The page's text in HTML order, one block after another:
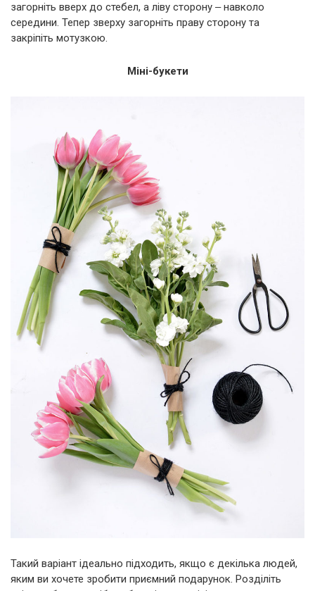
загорніть вверх до стебел, а ліву сторону ‒ навколо
середини. Тепер зверху загорніть праву сторону та
закріпіть мотузкою.
Міні-букети
Такий варіант ідеально підходить, якщо є декілька людей,
яким ви хочете зробити приємний подарунок. Розділіть